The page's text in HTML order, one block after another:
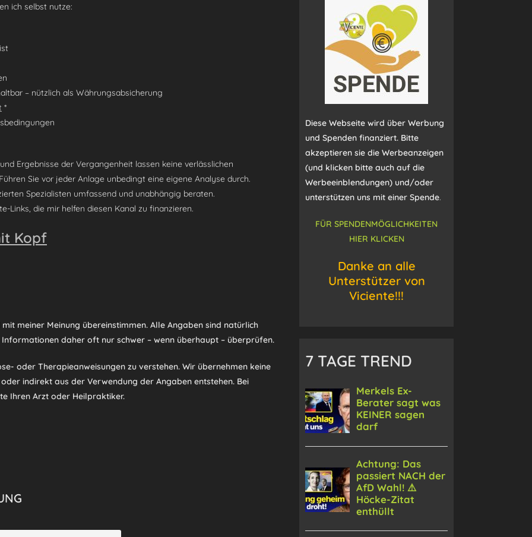
ich selbst nutze:
– nützlich als Währungsabsicherung
*
Ergebnisse der Vergangenheit lassen keine verlässlichen
Sie vor jeder Anlage unbedingt eine eigene Analyse durch.
Spezialisten umfassend und unabhängig beraten.
Links, die mir helfen diesen Kanal zu finanzieren.
Kopf
meiner Meinung übereinstimmen. Alle Angaben sind natürlich
daher oft nur schwer – wenn überhaupt – überprüfen.
oder Therapieanweisungen zu verstehen. Wir übernehmen keine
indirekt aus der Verwendung der Angaben entstehen. Bei
Ihren Arzt oder Heilpraktiker.
Diese Webseite wird über Werbung
und Spenden finanziert. Bitte
akzeptieren sie die Werbeanzeigen
(und klicken bitte auch auf die
Werbeeinblendungen) und/oder
unterstützen uns mit einer Spende.
FÜR SPENDENMÖGLICHKEITEN
HIER KLICKEN
Danke an alle
Unterstützer von
Viciente!!!
7 TAGE TREND